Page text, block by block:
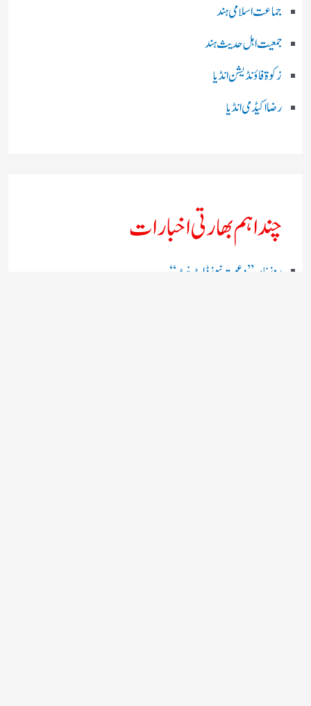
جماعت اسلامی ہند
جمعیت اہل حدیث ہند
زکوۃ فاؤنڈیشن انڈیا
رضا اکیڈمی انڈیا
چند اہم بھارتی اخبارات
روز نامہ ’’ دعوت نیوز ڈاٹ نٹ‘‘